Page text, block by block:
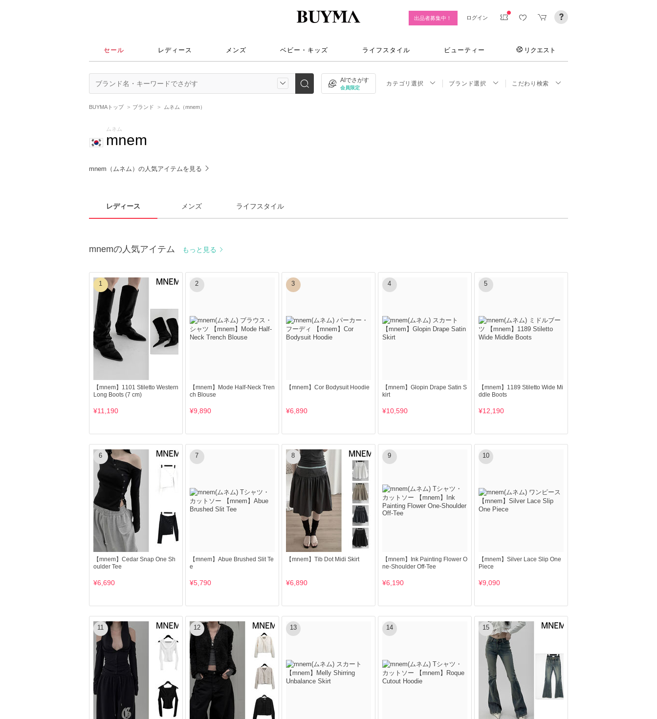
出品者募集中！ ログイン
セール レディース メンズ ベビー・キッズ ライフスタイル ビューティー リクエスト
AIでさがす
会員限定
カテゴリ選択 ブランド選択 こだわり検索
BUYMAトップ ブランド ムネム（mnem）
ムネム
mnem
mnem（ムネム）の人気アイテムを見る
レディース メンズ ライフスタイル
mnemの人気アイテム もっと見る
1
【mnem】1101 Stiletto Western
Long Boots (7 cm)
¥11,190
2
【mnem】Mode Half-Neck Tren
ch Blouse
¥9,890
3
【mnem】Cor Bodysuit Hoodie
¥6,890
4
【mnem】Glopin Drape Satin S
kirt
¥10,590
5
【mnem】1189 Stiletto Wide Mi
ddle Boots
¥12,190
6
【mnem】Cedar Snap One Sh
oulder Tee
¥6,690
7
【mnem】Abue Brushed Slit Te
e
¥5,790
8
【mnem】Tib Dot Midi Skirt
¥6,890
9
【mnem】Ink Painting Flower O
ne-Shoulder Off-Tee
¥6,190
10
【mnem】Silver Lace Slip One
Piece
¥9,090
11 12 13 14 15